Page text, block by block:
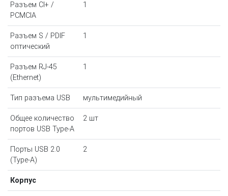
Разъем CI+ /
PCMCIA
1
Разъем S / PDIF
оптический
1
Разъем RJ-45
(Ethernet)
1
Тип разъема USB мультимедийный
Общее количество
портов USB Type-A
2 шт
Порты USB 2.0
(Type-A)
2
Корпус